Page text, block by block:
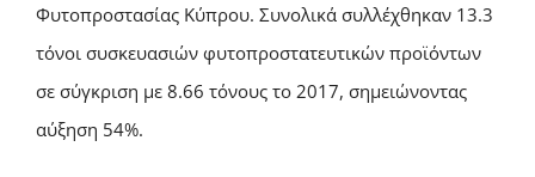
Φυτοπροστασίας Κύπρου. Συνολικά συλλέχθηκαν 13.3
τόνοι συσκευασιών φυτοπροστατευτικών προϊόντων
σε σύγκριση με 8.66 τόνους το 2017, σημειώνοντας
αύξηση 54%.